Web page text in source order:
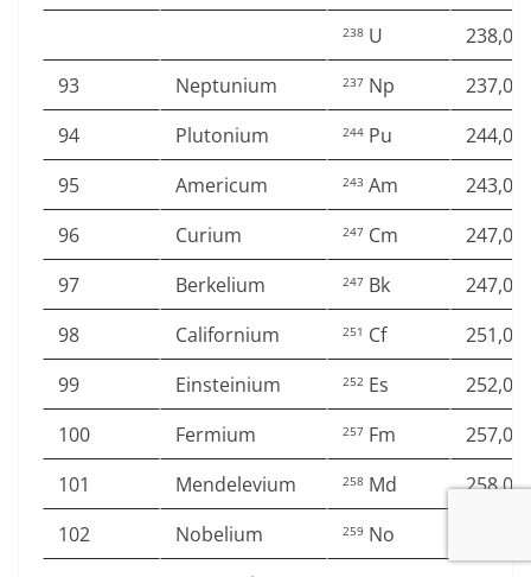
238 U
93
Neptunium 237 Np
94
Plutonium 244 Pu
95
Americum 243 Am
96
Curium 247 Cm
97
Berkelium 247 Bk
98
Californium 251 Cf
99
Einsteinium 252 Es
100
Fermium 257 Fm
101
Mendelevium 258 Md
102
Nobelium 259 No